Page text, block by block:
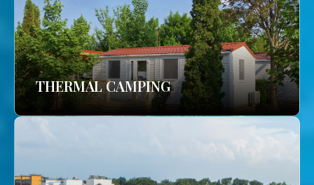
THERMAL CAMPING